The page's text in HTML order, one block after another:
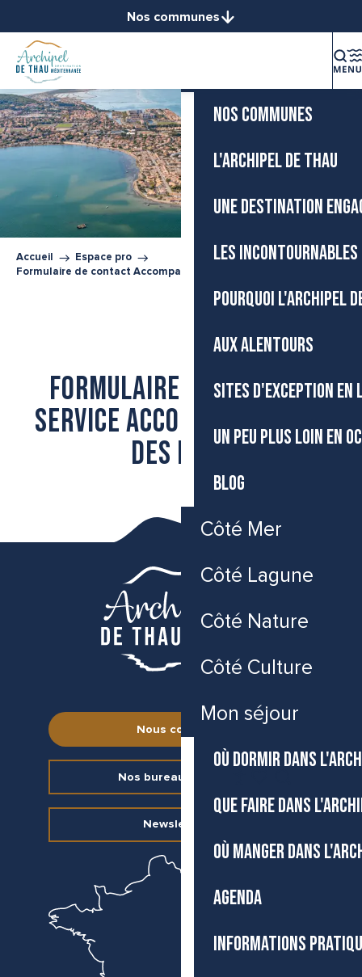
contenu
principal
Nos communes
Bouzigues
Frontignan
Gigean
Loupian
Marseillan
Mèze
Montbazin
Vic-la-Gardiole
Accueil
NOS COMMUNES
L'ARCHIPEL DE THAU
UNE DESTINATION
LES
POURQUOI L'ARCHIPEL
AUX ALENTOURS
SITES D'EXCEPTION EN
UN PEU PLUS LOIN EN
BLOG
Côté Mer
Côté Lagune
Côté Nature
Côté Culture
Mon séjour
OÙ DORMIR DANS
QUE FAIRE DANS
OÙ MANGER DANS
AGENDA
INFORMATIONS
Accessibilité
Voir les favoris
Recherche
Accueil
Espace pro
Formulaire de contact Accompagnement des pros
Formulaire de contact
service accompagnement
des pros
Nous contacter
Nos bureaux d’accueil
Newsletter